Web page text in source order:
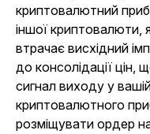
криптовалютний
іншої криптовалюти,
втрачає висхідний
до консолідації
сигнал виходу у
криптовалютного
розміщувати ордер